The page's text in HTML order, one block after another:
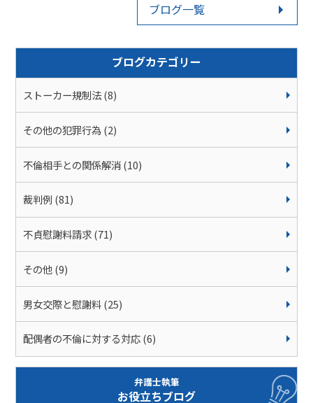
ブログ一覧
ブログカテゴリー
ストーカー規制法 (8)
その他の犯罪行為 (2)
不倫相手との関係解消 (10)
裁判例 (81)
不貞慰謝料請求 (71)
その他 (9)
男女交際と慰謝料 (25)
配偶者の不倫に対する対応 (6)
弁護士執筆
お役立ちブログ